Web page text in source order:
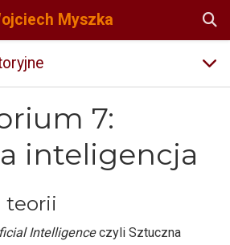
Myszka
7:
inteligencja
teorii
Intelligenceczyli Sztuczna